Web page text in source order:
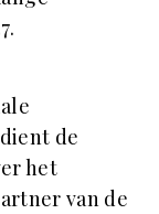
de
het
van de